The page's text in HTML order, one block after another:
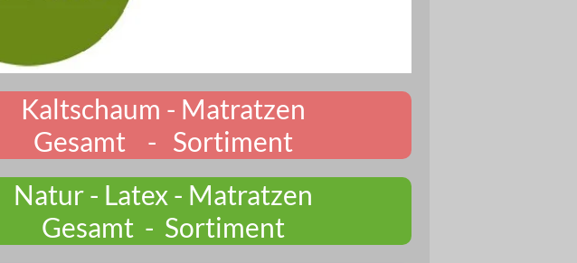
Kaltschaum - Matratzen
Gesamt - Sortiment
Natur - Latex - Matratzen
Gesamt - Sortiment